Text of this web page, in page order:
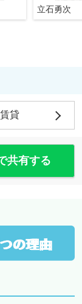
立石勇次
貸
共有する
つの理由